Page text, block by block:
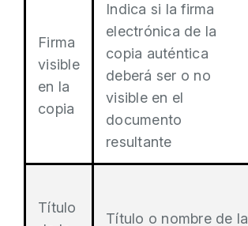
Firma
visible
en la
copia
Indica si la firma
electrónica de la
copia auténtica
deberá ser o no
visible en el
documento
resultante
Título
Título o nombre de la